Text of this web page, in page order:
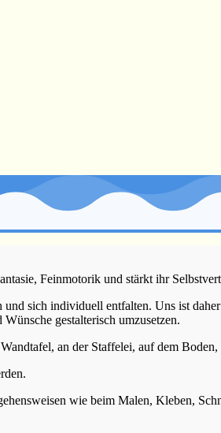
Feinmotorik und stärkt ihr
sich individuell entfalten. Uns ist
gestalterisch umzusetzen.
an der Staffelei, auf dem Boden,
wie beim Malen, Kleben,